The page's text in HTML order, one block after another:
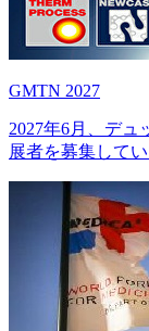
GMTN 2027
2027年6月、デュ
展者を募集してい